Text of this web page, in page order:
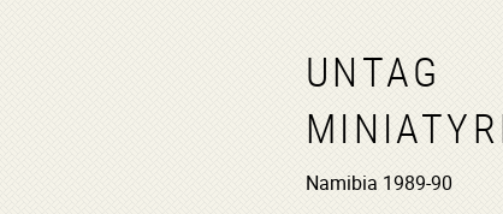
UNTAG
Namibia 1989-90